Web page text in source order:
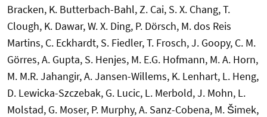
Bracken, K. Butterbach-Bahl, Z. Cai, S. X. Chang, T.
Clough, K. Dawar, W. X. Ding, P. Dörsch, M. dos Reis
Martins, C. Eckhardt, S. Fiedler, T. Frosch, J. Goopy, C. M.
Görres, A. Gupta, S. Henjes, M. E.G. Hofmann, M. A. Horn,
M. M.R. Jahangir, A. Jansen-Willems, K. Lenhart, L. Heng,
D. Lewicka-Szczebak, G. Lucic, L. Merbold, J. Mohn, L.
Molstad, G. Moser, P. Murphy, A. Sanz-Cobena, M. Šimek,